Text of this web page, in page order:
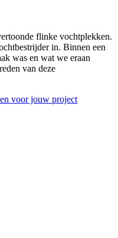
flinke vochtplekken.
in. Binnen een
was en wat we eraan
van deze
voor jouw project